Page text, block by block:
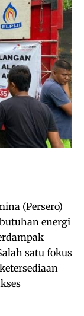
(Persero)
energi
satu fokus